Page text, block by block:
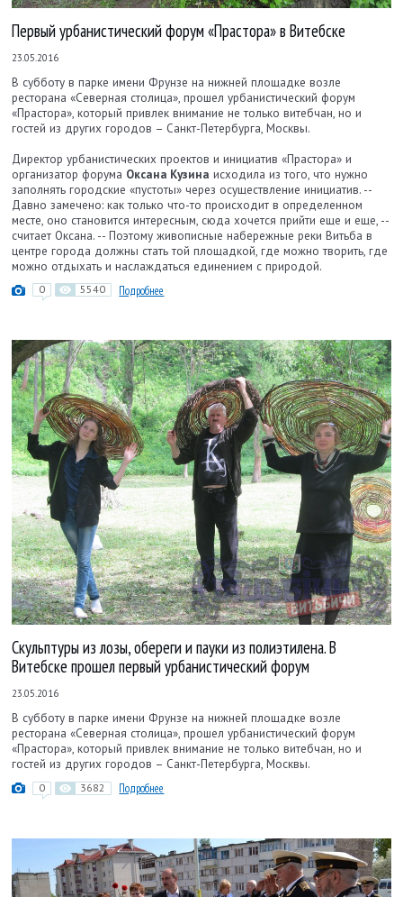
Первый урбанистический форум «Прастора» в Витебске
23.05.2016
В субботу в парке имени Фрунзе на нижней площадке возле
ресторана «Северная столица», прошел урбанистический форум
«Прастора», который привлек внимание не только витебчан, но и
гостей из других городов – Санкт-Петербурга, Москвы.
Директор урбанистических проектов и инициатив «Прастора» и
организатор форума Оксана Кузина исходила из того, что нужно
заполнять городские «пустоты» через осуществление инициатив. --
Давно замечено: как только что-то происходит в определенном
месте, оно становится интересным, сюда хочется прийти еще и еще, --
считает Оксана. -- Поэтому живописные набережные реки Витьба в
центре города должны стать той площадкой, где можно творить, где
можно отдыхать и наслаждаться единением с природой.
0 5540 Подробнее
Скульптуры из лозы, обереги и пауки из полиэтилена. В
Витебске прошел первый урбанистический форум
23.05.2016
В субботу в парке имени Фрунзе на нижней площадке возле
ресторана «Северная столица», прошел урбанистический форум
«Прастора», который привлек внимание не только витебчан, но и
гостей из других городов – Санкт-Петербурга, Москвы.
0 3682 Подробнее